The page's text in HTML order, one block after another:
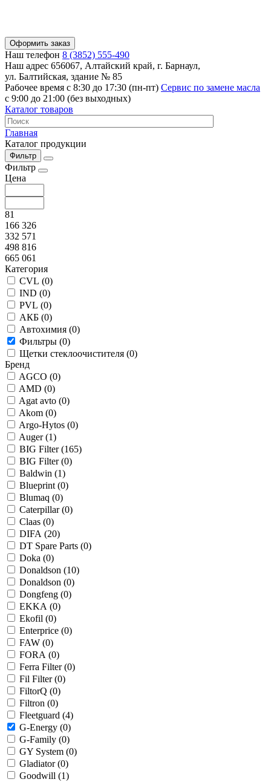
Оформить заказ
Наш телефон 8 (3852) 555-490
Наш адрес 656067, Алтайский край, г. Барнаул,
ул. Балтийская, здание № 85
Рабочее время с 8:30 до 17:30 (пн-пт) Сервис по замене масла
с 9:00 до 21:00 (без выходных)
Каталог товаров
Главная
Каталог продукции
Фильтр
Фильтр
Цена
81
166 326
332 571
498 816
665 061
Категория
CVL (0)
IND (0)
PVL (0)
АКБ (0)
Автохимия (0)
Фильтры (0)
Щетки стеклоочистителя (0)
Бренд
AGCO (0)
AMD (0)
Agat avto (0)
Akom (0)
Argo-Hytos (0)
Auger (1)
BIG Filter (165)
BIG Filter (0)
Baldwin (1)
Blueprint (0)
Blumaq (0)
Caterpillar (0)
Claas (0)
DIFA (20)
DT Spare Parts (0)
Doka (0)
Donaldson (10)
Donaldson (0)
Dongfeng (0)
EKKA (0)
Ekofil (0)
Enterprice (0)
FAW (0)
FORA (0)
Ferra Filter (0)
Fil Filter (0)
FiltorQ (0)
Filtron (0)
Fleetguard (4)
G-Energy (0)
G-Family (0)
GY System (0)
Gladiator (0)
Goodwill (1)